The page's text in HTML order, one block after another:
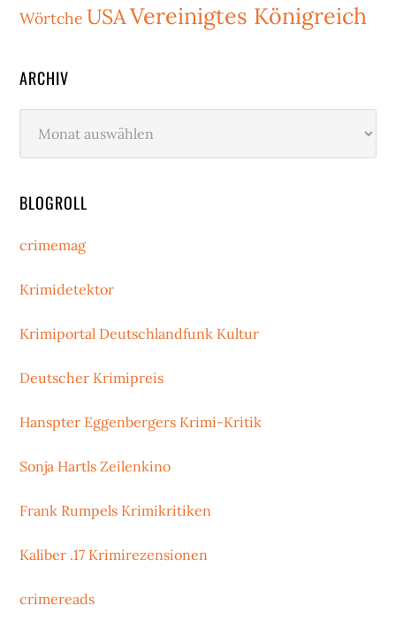
Wörtche USAVereinigtes Königreich
ARCHIV
BLOGROLL
crimemag
Krimidetektor
Krimiportal Deutschlandfunk Kultur
Deutscher Krimipreis
Hanspter Eggenbergers Krimi-Kritik
Sonja Hartls Zeilenkino
Frank Rumpels Krimikritiken
Kaliber .17 Krimirezensionen
crimereads